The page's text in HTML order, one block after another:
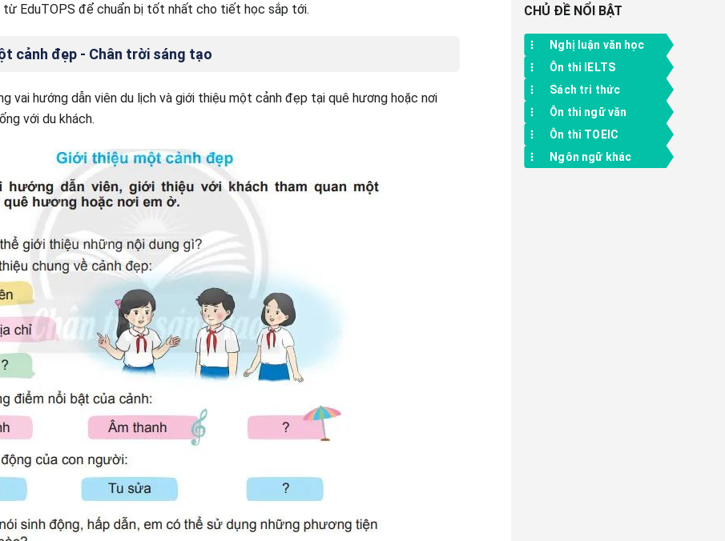
từ EduTOPS để chuẩn bị tốt nhất cho tiết học sắp tới.
cảnh đẹp - Chân trời sáng tạo
vai hướng dẫn viên du lịch và giới thiệu một cảnh đẹp tại quê hương hoặc nơi
với du khách.
chơi yêu thích
CHỦ ĐỀ NỔI BẬT
Nghị luận văn học
Ôn thi IELTS
Sách tri thức
Ôn thi ngữ văn
Ôn thi TOEIC
Ngôn ngữ khác